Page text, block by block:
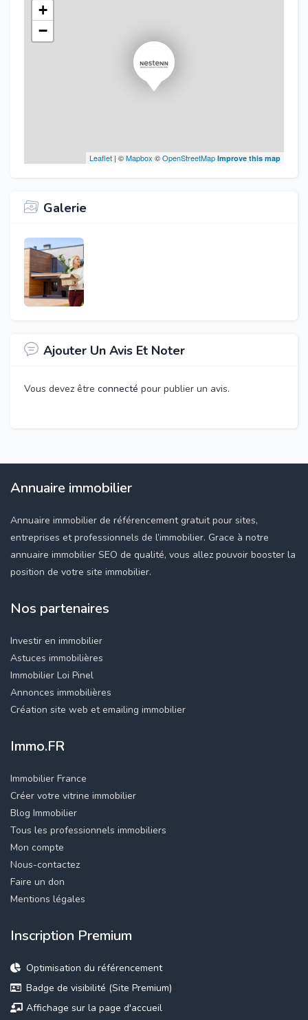
+
−
Leaflet | ©Mapbox ©OpenStreetMap Improve this map
Galerie
Ajouter Un Avis Et Noter
Vous devez être connecté pour publier un avis.
Annuaire immobilier
Annuaire immobilier de référencement gratuit pour sites,
entreprises et professionnels de l’immobilier. Grace à notre
annuaire immobilier SEO de qualité, vous allez pouvoir booster la
position de votre site immobilier.
Nos partenaires
Investir en immobilier
Astuces immobilières
Immobilier Loi Pinel
Annonces immobilières
Création site web et emailing immobilier
Immo.FR
Immobilier France
Créer votre vitrine immobilier
Blog Immobilier
Tous les professionnels immobiliers
Mon compte
Nous-contactez
Faire un don
Mentions légales
Inscription Premium
Optimisation du référencement
Badge de visibilité (Site Premium)
Affichage sur la page d'accueil